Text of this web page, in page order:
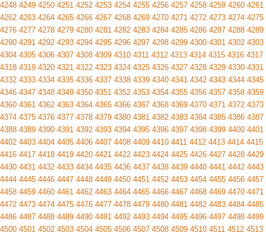
4248 4249 4250 4251 4252 4253 4254 4255 4256 4257 4258 4259 4260 4261
4262 4263 4264 4265 4266 4267 4268 4269 4270 4271 4272 4273 4274 4275
4276 4277 4278 4279 4280 4281 4282 4283 4284 4285 4286 4287 4288 4289
4290 4291 4292 4293 4294 4295 4296 4297 4298 4299 4300 4301 4302 4303
4304 4305 4306 4307 4308 4309 4310 4311 4312 4313 4314 4315 4316 4317
4318 4319 4320 4321 4322 4323 4324 4325 4326 4327 4328 4329 4330 4331
4332 4333 4334 4335 4336 4337 4338 4339 4340 4341 4342 4343 4344 4345
4346 4347 4348 4349 4350 4351 4352 4353 4354 4355 4356 4357 4358 4359
4360 4361 4362 4363 4364 4365 4366 4367 4368 4369 4370 4371 4372 4373
4374 4375 4376 4377 4378 4379 4380 4381 4382 4383 4384 4385 4386 4387
4388 4389 4390 4391 4392 4393 4394 4395 4396 4397 4398 4399 4400 4401
4402 4403 4404 4405 4406 4407 4408 4409 4410 4411 4412 4413 4414 4415
4416 4417 4418 4419 4420 4421 4422 4423 4424 4425 4426 4427 4428 4429
4430 4431 4432 4433 4434 4435 4436 4437 4438 4439 4440 4441 4442 4443
4444 4445 4446 4447 4448 4449 4450 4451 4452 4453 4454 4455 4456 4457
4458 4459 4460 4461 4462 4463 4464 4465 4466 4467 4468 4469 4470 4471
4472 4473 4474 4475 4476 4477 4478 4479 4480 4481 4482 4483 4484 4485
4486 4487 4488 4489 4490 4491 4492 4493 4494 4495 4496 4497 4498 4499
4500 4501 4502 4503 4504 4505 4506 4507 4508 4509 4510 4511 4512 4513